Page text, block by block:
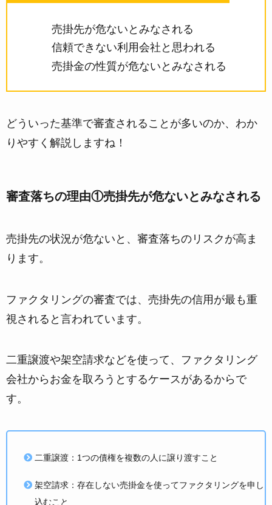
売掛先が危ないとみなされる
信頼できない利用会社と思われる
売掛金の性質が危ないとみなされる
どういった基準で審査されることが多いのか、わか
りやすく解説しますね！
審査落ちの理由①売掛先が危ないとみなされる
売掛先の状況が危ないと、審査落ちのリスクが高ま
ります。
ファクタリングの審査では、 売掛先の信用が最も重
視される と言われています。
二重譲渡や架空請求などを使って、ファクタリング
会社からお金を取ろうとするケースがあるからで
す。
二重譲渡：1つの債権を複数の人に譲り渡すこと
架空請求：存在しない売掛金を使ってファクタリングを申し
込むこと